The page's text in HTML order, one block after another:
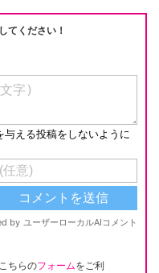
てください！
ちらのフォームをご利